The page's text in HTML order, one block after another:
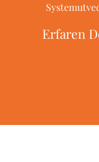
Erfaren